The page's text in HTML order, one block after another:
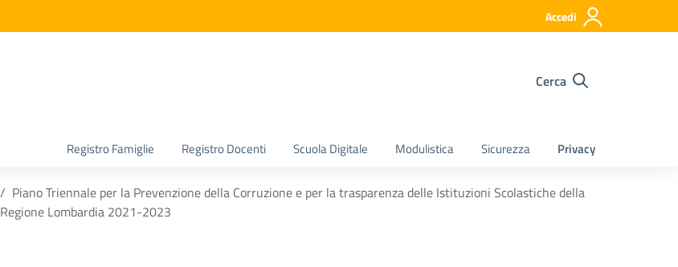
Accedi
Cerca
Registro Famiglie Registro Docenti Scuola Digitale Modulistica Sicurezza Privacy
Piano Triennale per la Prevenzione della Corruzione e per la trasparenza delle Istituzioni Scolastiche della
Regione Lombardia 2021-2023